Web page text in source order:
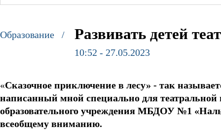
Образование / Развивать детей
10:52 - 27.05.2023
«Сказочное приключение в лесу» - так
написанный мной специально для театральной
образовательного учреждения МБДОУ №1
всеобщему вниманию.